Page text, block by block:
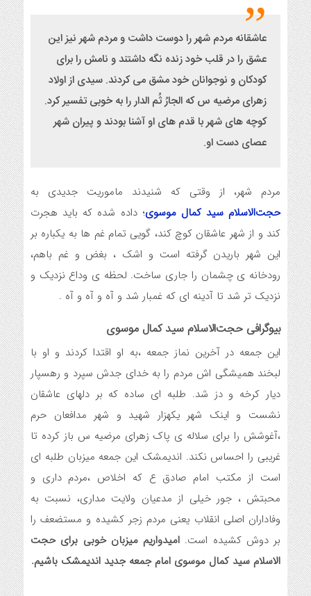
عاشقانه مردم شهر را دوست داشت و مردم شهر نیز این
عشق را در قلب خود زنده نگه داشتند و نامش را برای
کودکان و نوجوانان خود مشق می کردند. سیدی از اولاد
زهرای مرضیه س که الجارُ ثُم الدار را به خوبی تفسیر کرد.
کوچه های شهر با قدم های او آشنا بودند و پیران شهر
عصای دست او.
مردم شهر، از وقتی که شنیدند ماموریت جدیدی به
حجت‌الاسلام سید کمال موسوی؛ داده شده که باید هجرت
کند و از شهر عاشقان کوچ کند، گویی تمام غم ها به یکباره بر
این شهر باریدن گرفته است و اشک ، بغض و غم باهم،
رودخانه ی چشمان را جاری ساخت. لحظه ی وداع نزدیک و
نزدیک تر شد تا آدینه ای که غمبار شد و آه و آه و آه .
بیوگرافی حجت‌الاسلام سید کمال موسوی
این جمعه در آخرین نماز جمعه ،به او اقتدا کردند و او با
لبخند همیشگی اش مردم را به خدای جدش سپرد و رهسپار
دیار کرخه و دز شد. طلبه ای ساده که بر دلهای عاشقان
نشست و اینک شهر یکهزار شهید و شهر مدافعان حرم
،آغوشش را برای سلاله ی پاک زهرای مرضیه س باز کرده تا
غریبی را احساس نکند. اندیمشک این جمعه میزبان طلبه ای
است از مکتب امام صادق ع که اخلاص ،مردم داری و
محبتش ، جور خیلی از مدعیان ولایت مداری، نسبت به
وفاداران اصلی انقلاب یعنی مردم زجر کشیده و مستضعف را
بر دوش کشیده است‌. امیدواریم میزبان خوبی برای حجت
الاسلام سید کمال موسوی امام جمعه جدید اندیمشک باشیم.